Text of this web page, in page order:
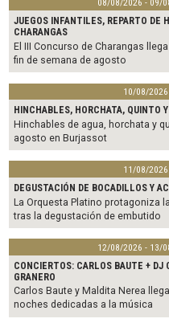
08/08/2026 - 09/
JUEGOS INFANTILES, REPARTO DE
CHARANGAS
El III Concurso de Charangas
fin de semana de agosto
10/08/2026
HINCHABLES, HORCHATA, QUINTO
Hinchables de agua, horchata y
agosto en Burjassot
11/08/2026
DEGUSTACIÓN DE BOCADILLOS Y
La Orquesta Platino protagoniza
tras la degustación de embutido
12/08/2026 - 13/
CONCIERTOS: CARLOS BAUTE + DJ
GRANERO
Carlos Baute y Maldita Nerea
noches dedicadas a la música